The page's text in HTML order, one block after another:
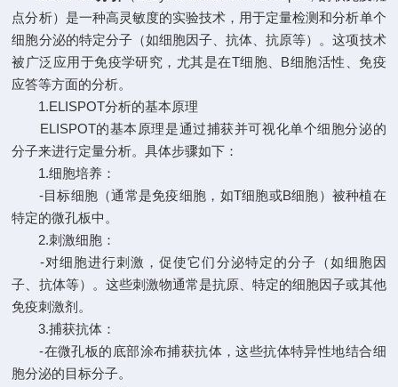
点分析）是一种高灵敏度的实验技术，用于定量检测和分析单个
细胞分泌的特定分子（如细胞因子、抗体、抗原等）。这项技术
被广泛应用于免疫学研究，尤其是在T细胞、B细胞活性、免疫
应答等方面的分析。
1.ELISPOT分析的基本原理
ELISPOT的基本原理是通过捕获并可视化单个细胞分泌的
分子来进行定量分析。具体步骤如下：
1.细胞培养：
-目标细胞（通常是免疫细胞，如T细胞或B细胞）被种植在
特定的微孔板中。
2.刺激细胞：
-对细胞进行刺激，促使它们分泌特定的分子（如细胞因
子、抗体等）。这些刺激物通常是抗原、特定的细胞因子或其他
免疫刺激剂。
3.捕获抗体：
-在微孔板的底部涂布捕获抗体，这些抗体特异性地结合细
胞分泌的目标分子。